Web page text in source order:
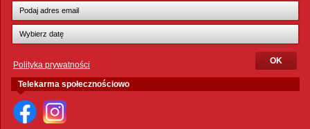
Polityka prywatności
Telekarma społecznościowo